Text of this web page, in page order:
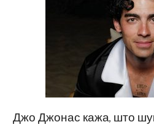
Джо Джонас кажа, што